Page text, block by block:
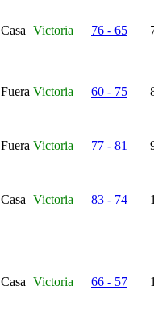
Casa Victoria 76 - 65
Fuera Victoria 60 - 75
Fuera Victoria 77 - 81
Casa Victoria 83 - 74
Casa Victoria 66 - 57